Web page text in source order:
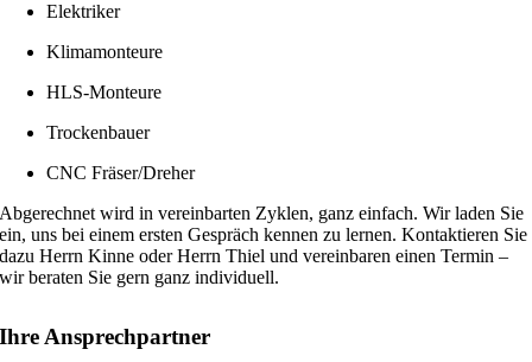
Elektriker
Klimamonteure
HLS-Monteure
Trockenbauer
CNC Fräser/Dreher
Abgerechnet wird in vereinbarten Zyklen, ganz einfach. Wir laden Sie
ein, uns bei einem ersten Gespräch kennen zu lernen. Kontaktieren Sie
dazu Herrn Kinne oder Herrn Thiel und vereinbaren einen Termin –
wir beraten Sie gern ganz individuell.
Ihre Ansprechpartner